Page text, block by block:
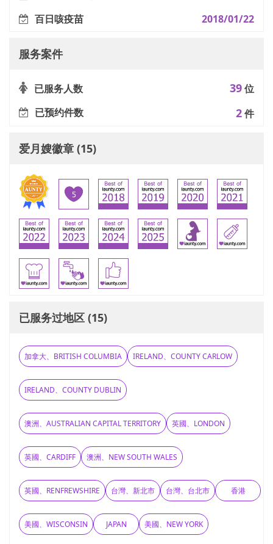
百日咳疫苗
2018/01/22
服务案件
已服务人数 39位
已预约件数
2件
爱月嫂徽章 (15)
已服务过地区 (15)
加拿大、BRITISH COLUMBIA IRELAND、COUNTY CARLOW
IRELAND、COUNTY DUBLIN
澳洲、AUSTRALIAN CAPITAL TERRITORY 英國、LONDON
英國、CARDIFF 澳洲、NEW SOUTH WALES
英國、RENFREWSHIRE 台灣、新北市 台灣、台北市 香港
美國、WISCONSIN JAPAN 美國、NEW YORK